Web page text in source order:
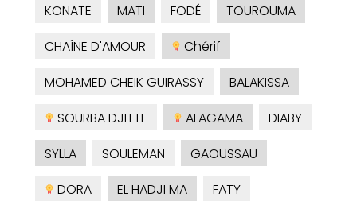
KONATE
MATI FODÉ
TOUROUMA
CHAÎNE D'AMOUR
Chérif
MOHAMED CHEIK GUIRASSY
BALAKISSA
SOURBA DJITTE
ALAGAMA
DIABY
SYLLA
SOULEMAN
GAOUSSAU
DORA
EL HADJI MA
FATY